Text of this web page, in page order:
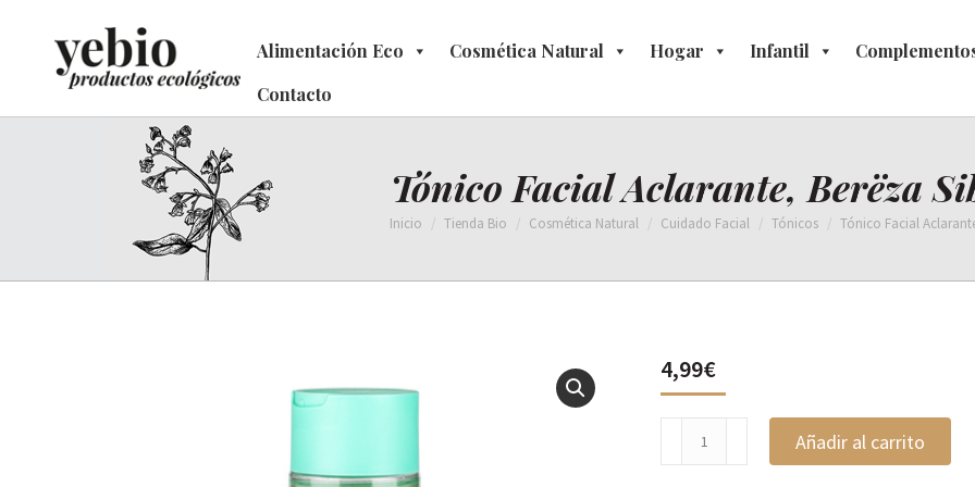
Alimentación Eco Cosmética Natural Hogar Infantil
Contacto
Tónico Facial Aclarante, Berëza
Estás aquí:
Inicio Tienda Bio Cosmética Natural Cuidado Facial Tónicos Tónico Facial
4,99€
Aclarante,
Añadir al carrito
Alimentación Eco Cosmética Natural Hogar Infantil
Contacto